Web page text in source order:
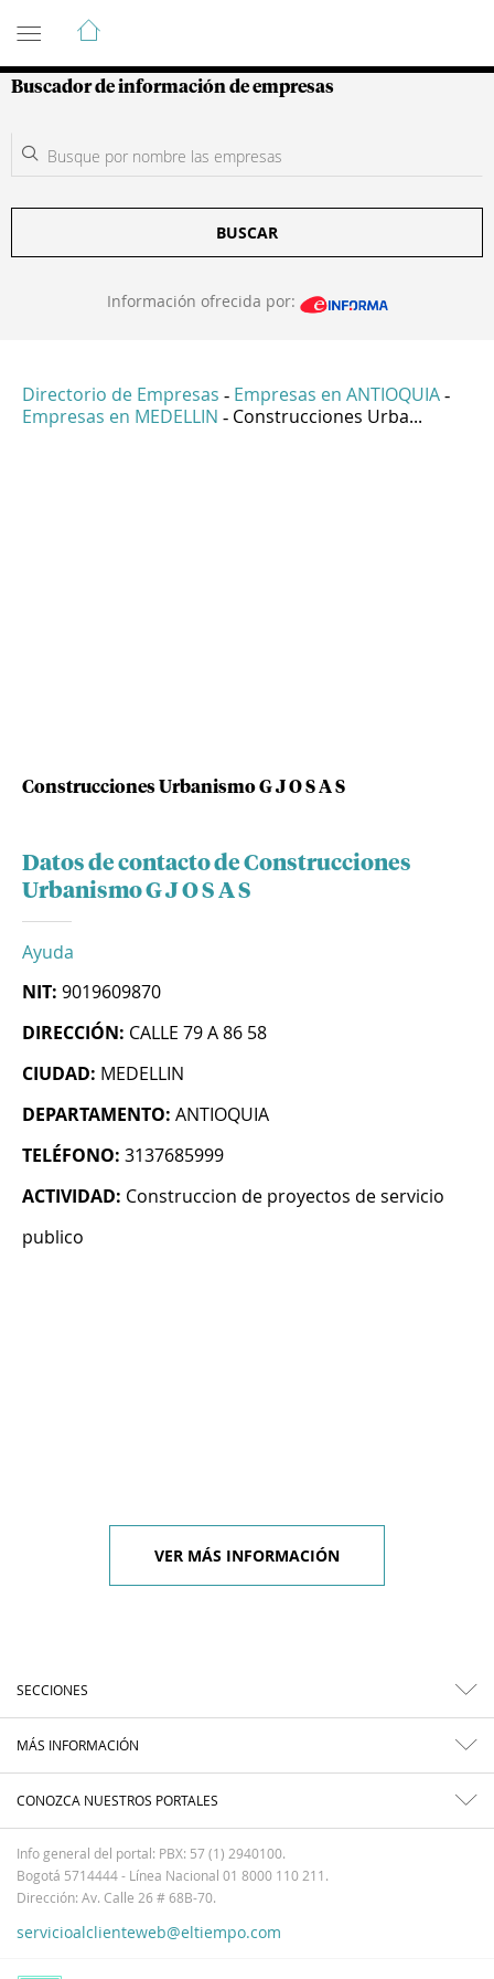
Guía de Empresas Colombianas
Buscador de información de empresas
BUSCAR
Información ofrecida por:
Directorio de Empresas - Empresas en ANTIOQUIA -
Empresas en MEDELLIN - Construcciones Urba...
Construcciones Urbanismo G J O S A S
Datos de contacto de Construcciones
Urbanismo G J O S A S
Ayuda
NIT: 9019609870
DIRECCIÓN: CALLE 79 A 86 58
CIUDAD: MEDELLIN
DEPARTAMENTO: ANTIOQUIA
TELÉFONO: 3137685999
ACTIVIDAD: Construccion de proyectos de servicio
publico
VER MÁS INFORMACIÓN
SECCIONES
MÁS INFORMACIÓN
CONOZCA NUESTROS PORTALES
Info general del portal: PBX: 57 (1) 2940100.
Bogotá 5714444 - Línea Nacional 01 8000 110 211.
Dirección: Av. Calle 26 # 68B-70.
servicioalclienteweb@eltiempo.com